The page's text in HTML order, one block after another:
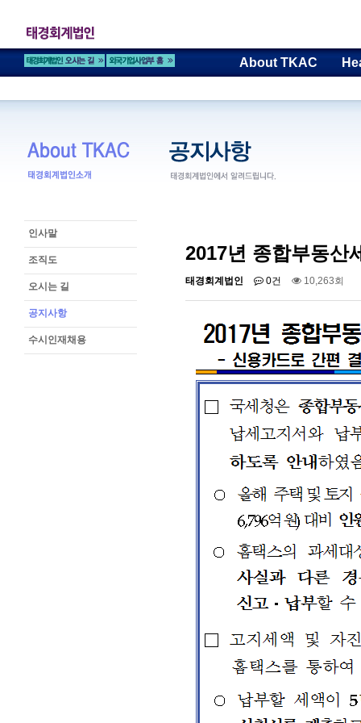
About TKAC
인사말
조직도
오시는 길
공지사항
수시인재채용
2017년 종합부동산
태경회계법인 0건 10,263회